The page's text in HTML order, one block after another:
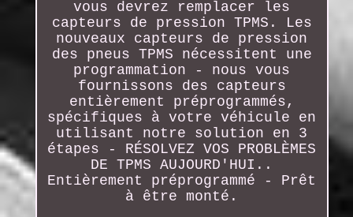
vous devrez remplacer les
capteurs de pression TPMS. Les
nouveaux capteurs de pression
des pneus TPMS nécessitent une
programmation - nous vous
fournissons des capteurs
entièrement préprogrammés,
spécifiques à votre véhicule en
utilisant notre solution en 3
étapes - RÉSOLVEZ VOS PROBLÈMES
DE TPMS AUJOURD'HUI..
Entièrement préprogrammé - Prêt
à être monté.